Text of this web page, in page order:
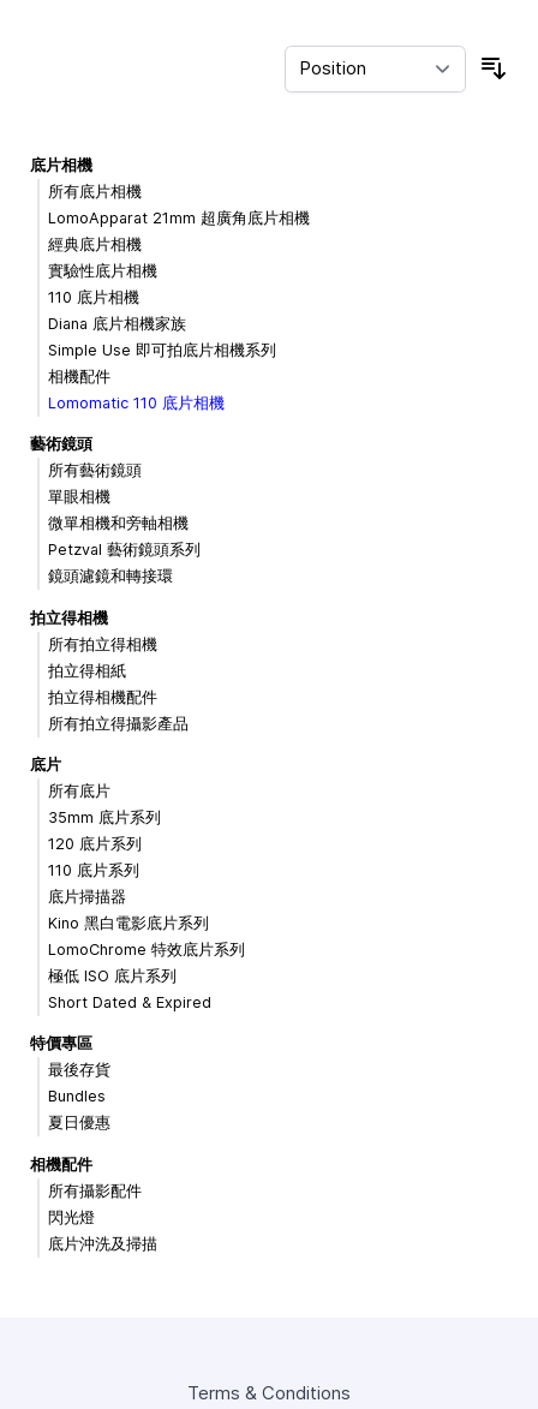
底片相機
所有底片相機
LomoApparat 21mm 超廣角底片相機
經典底片相機
實驗性底片相機
110 底片相機
Diana 底片相機家族
Simple Use 即可拍底片相機系列
相機配件
Lomomatic 110 底片相機
藝術鏡頭
所有藝術鏡頭
單眼相機
微單相機和旁軸相機
Petzval 藝術鏡頭系列
鏡頭濾鏡和轉接環
拍立得相機
所有拍立得相機
拍立得相紙
拍立得相機配件
所有拍立得攝影產品
底片
所有底片
35mm 底片系列
120 底片系列
110 底片系列
底片掃描器
Kino 黑白電影底片系列
LomoChrome 特效底片系列
極低 ISO 底片系列
Short Dated & Expired
特價專區
最後存貨
Bundles
夏日優惠
相機配件
所有攝影配件
閃光燈
底片沖洗及掃描
Terms & Conditions